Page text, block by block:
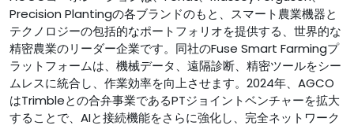
Precision Plantingの各ブランドのもと、スマート農業機器と
テクノロジーの包括的なポートフォリオを提供する、世界的な
精密農業のリーダー企業です。同社のFuse Smart Farmingプ
ラットフォームは、機械データ、遠隔診断、精密ツールをシー
ムレスに統合し、作業効率を向上させます。2024年、AGCO
はTrimbleとの合弁事業であるPTジョイントベンチャーを拡大
することで、AIと接続機能をさらに強化し、完全ネットワーク